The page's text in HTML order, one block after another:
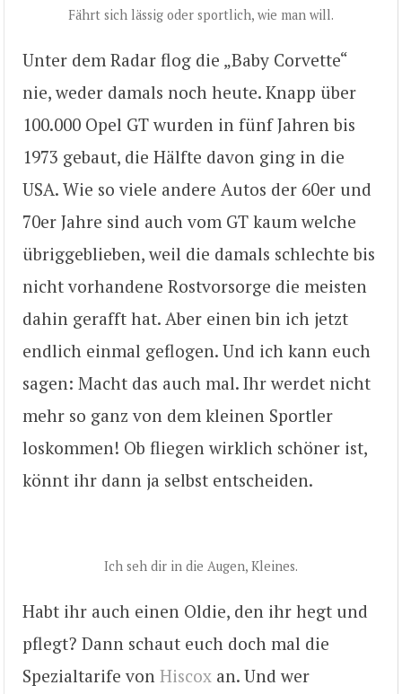
Fährt sich lässig oder sportlich, wie man will.
Unter dem Radar flog die „Baby Corvette“
nie, weder damals noch heute. Knapp über
100.000 Opel GT wurden in fünf Jahren bis
1973 gebaut, die Hälfte davon ging in die
USA. Wie so viele andere Autos der 60er und
70er Jahre sind auch vom GT kaum welche
übriggeblieben, weil die damals schlechte bis
nicht vorhandene Rostvorsorge die meisten
dahin gerafft hat. Aber einen bin ich jetzt
endlich einmal geflogen. Und ich kann euch
sagen: Macht das auch mal. Ihr werdet nicht
mehr so ganz von dem kleinen Sportler
loskommen! Ob fliegen wirklich schöner ist,
könnt ihr dann ja selbst entscheiden.
Ich seh dir in die Augen, Kleines.
Habt ihr auch einen Oldie, den ihr hegt und
pflegt? Dann schaut euch doch mal die
Spezialtarife von Hiscox an. Und wer